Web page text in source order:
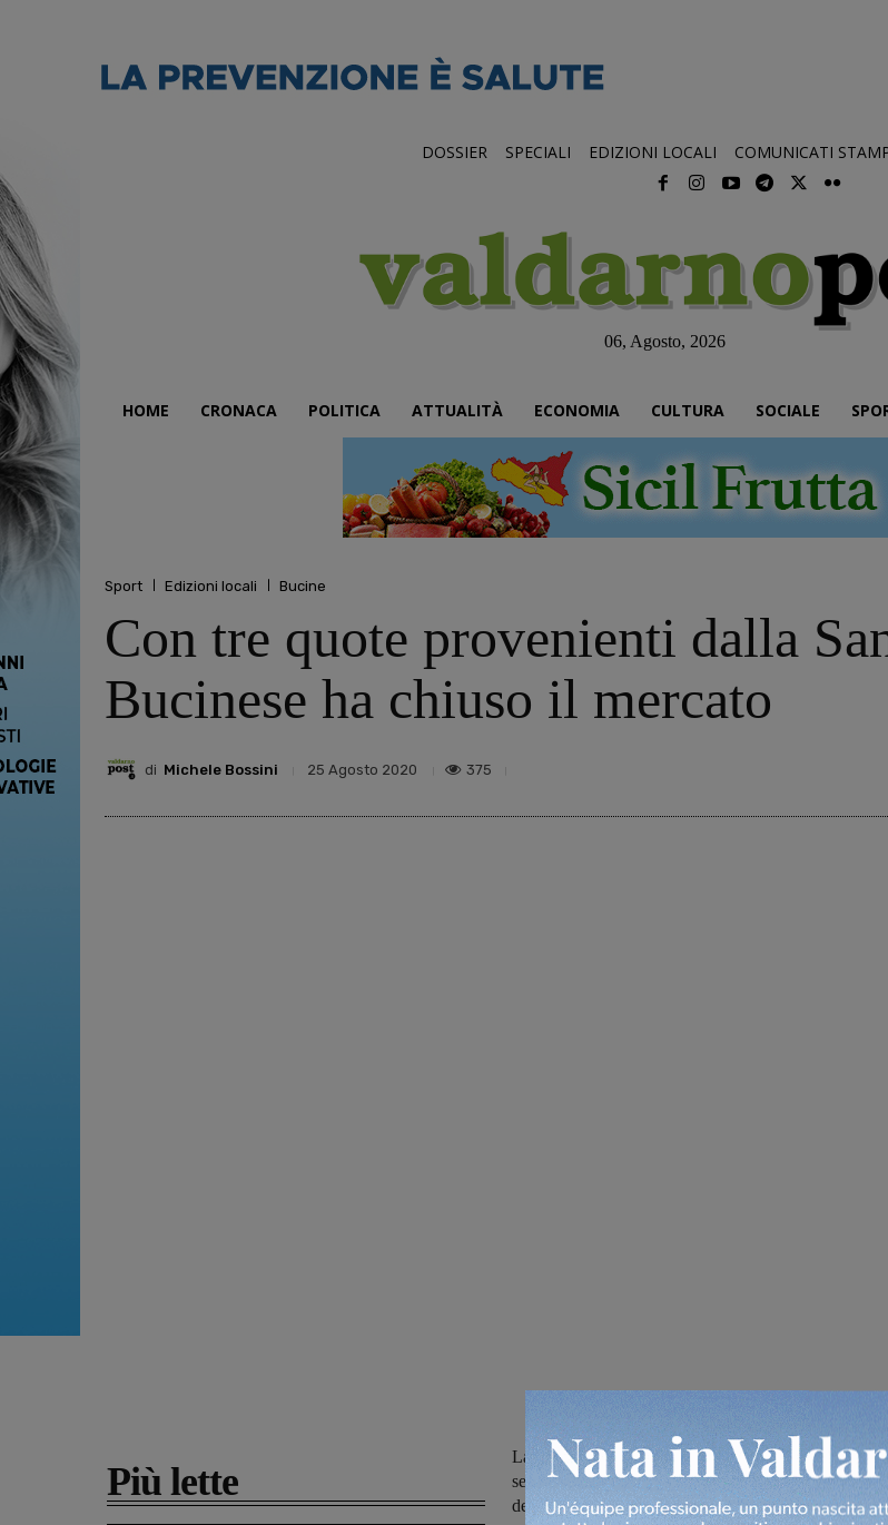
DOSSIER SPECIALI EDIZIONI LOCALI COMUNICATI
06, Agosto, 2026
HOME CRONACA POLITICA ATTUALITÀ ECONOMIA CULTURA SOCIALE
Sport Edizioni locali Bucine
Con tre quote provenienti dalla
Bucinese ha chiuso il mercato
di Michele Bossini 25 Agosto 2020 375
Più lette
La Bucinese ha chiuso una campagna acquisti che
sedici giocatori, sei invece quelli confermati. La
del prossimo torneo di Promozione, inizierà il 3